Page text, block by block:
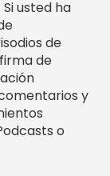
Si usted ha
de
de
y
o